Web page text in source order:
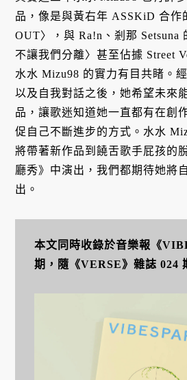
品，像是與黃右年 ASSKiD 合作
OUT〉，與 Ra!n、剎那 Setsuna
不讓我們分離〉甚至佔據 Street
水水 Mizu98 的實力有目共睹。
以及自我對話之後，她希望未來
品，讓歌迷知道她一直都有在創
促自己不斷進步的方式。水水
將帶著新作品到饒舌歌手屁孩的
廳秀》中演出，我們都期待她將
出。
本文同時收錄於音樂報《
期，隨《VERSE》雜誌 024